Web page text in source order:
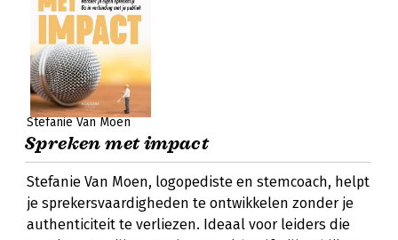
Stefanie Van Moen
Spreken met impact
Stefanie Van Moen, logopediste en stemcoach, helpt
je sprekersvaardigheden te ontwikkelen zonder je
authenticiteit te verliezen. Ideaal voor leiders die